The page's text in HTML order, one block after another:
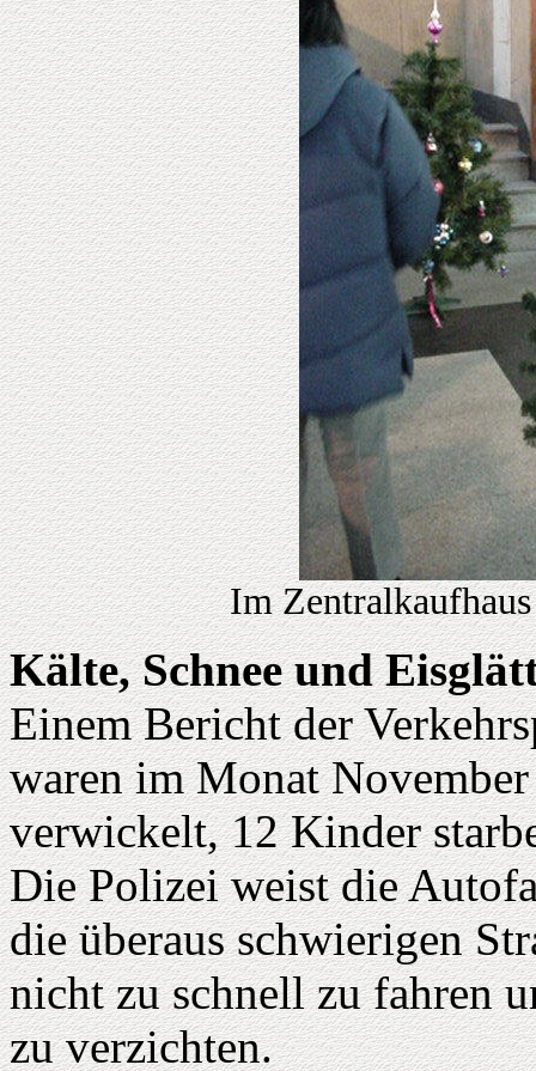
Im
Kälte, Schnee und
Einem Bericht der
waren im Monat
verwickelt, 12 Kinder
Die Polizei weist die
die überaus schwierigen
nicht zu schnell zu fahren
zu verzichten.